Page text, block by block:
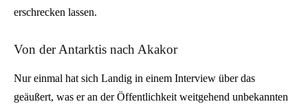
erschrecken lassen.
Von der Antarktis nach Akakor
Nur einmal hat sich Landig in einem Interview über das
geäußert, was er an der Öffentlichkeit weitgehend unbekannten